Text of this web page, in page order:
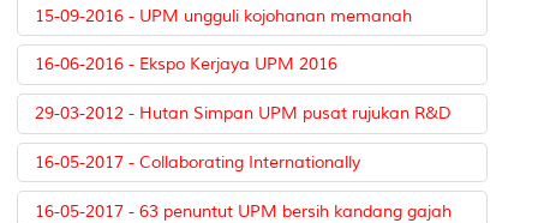
15-09-2016 - UPM ungguli kojohanan memanah
16-06-2016 - Ekspo Kerjaya UPM 2016
29-03-2012 - Hutan Simpan UPM pusat rujukan R&D
16-05-2017 - Collaborating Internationally
16-05-2017 - 63 penuntut UPM bersih kandang gajah